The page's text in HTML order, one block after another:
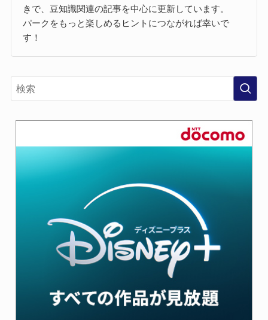
きで、豆知識関連の記事を中心に更新しています。
パークをもっと楽しめるヒントにつながれば幸いで
す！